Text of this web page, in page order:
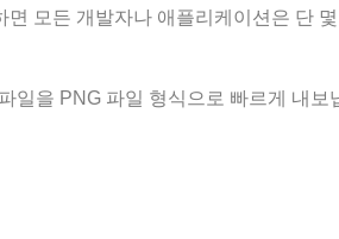
면 모든 개발자나 애플리케이션은 단
을 PNG 파일 형식으로 빠르게 내